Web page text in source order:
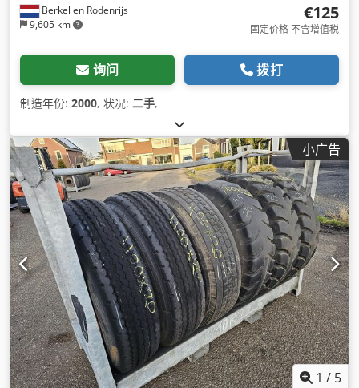
Berkel en Rodenrijs
9,605 km
€125
固定价格 不含增值税
询问 拨打
制造年份: 2000, 状况: 二手,
小广告
1 / 5